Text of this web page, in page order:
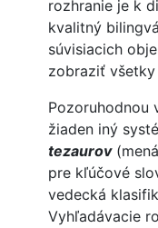
rozhranie je k
kvalitný
súvisiacich
zobraziť
Pozoruhodnou
žiaden iný
tezaurov
pre kľúčové
vedecká
Vyhľadávacie